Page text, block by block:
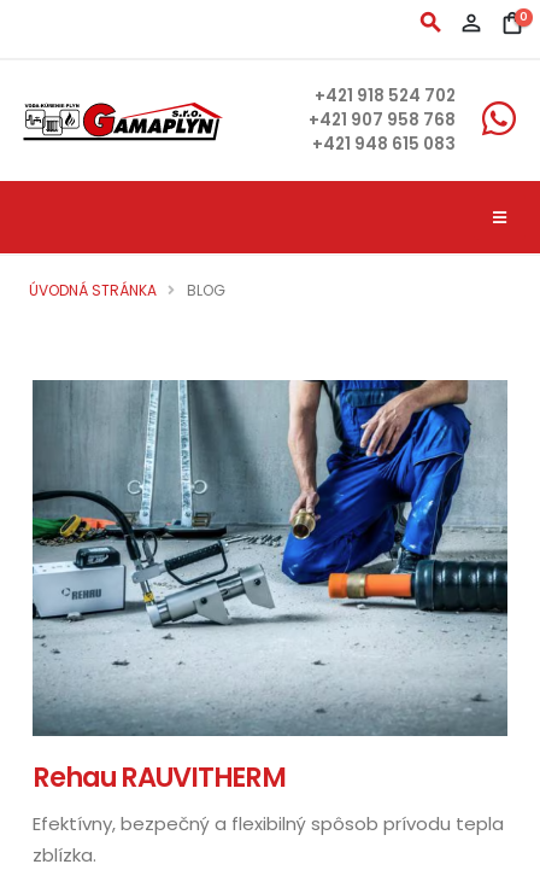
search person_outline shopping_bag0
+421 918 524 702
+421 907 958 768
+421 948 615 083
ÚVODNÁ STRÁNKA BLOG
Rehau RAUVITHERM
Efektívny, bezpečný a flexibilný spôsob prívodu tepla
zblízka.